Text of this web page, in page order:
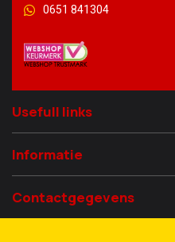
0651 841304
Usefull links
Informatie
Contactgegevens